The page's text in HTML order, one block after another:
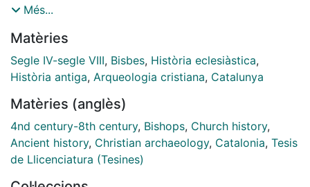
Vilella Masana, J. (Josep). 1998.
Més...
Matèries
Segle IV-segle VIII, Bisbes, Història eclesiàstica,
Història antiga, Arqueologia cristiana, Catalunya
Matèries (anglès)
4nd century-8th century, Bishops, Church history,
Ancient history, Christian archaeology, Catalonia, Tesis
de Llicenciatura (Tesines)